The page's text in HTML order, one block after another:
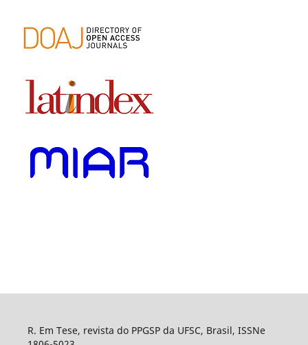
R. Em Tese, revista do PPGSP da UFSC, Brasil, ISSNe